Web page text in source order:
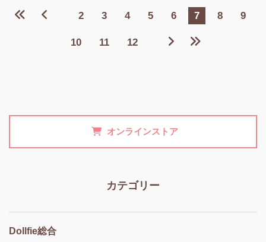
2 3 4 5 6 7 8 9
10 11 12
オンラインストア
カテゴリー
Dollfie総合